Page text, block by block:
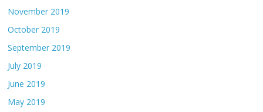
November 2019
October 2019
September 2019
July 2019
June 2019
May 2019